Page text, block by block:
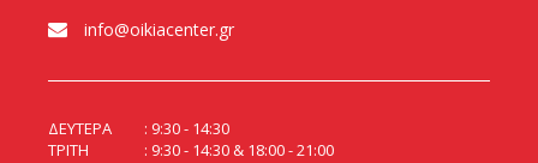
info@oikiacenter.gr
ΔΕΥΤΕΡΑ
9:30 - 14:30
ΤΡΙΤΗ
9:30 - 14:30 & 18:00 - 21:00